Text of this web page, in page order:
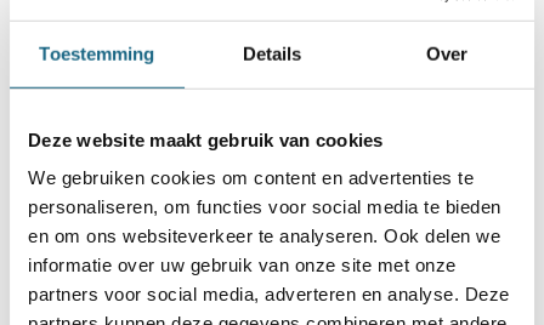
Toestemming Details Over
Deze website maakt gebruik van cookies
We gebruiken cookies om content en advertenties te
personaliseren, om functies voor social media te bieden
en om ons websiteverkeer te analyseren. Ook delen we
informatie over uw gebruik van onze site met onze
partners voor social media, adverteren en analyse. Deze